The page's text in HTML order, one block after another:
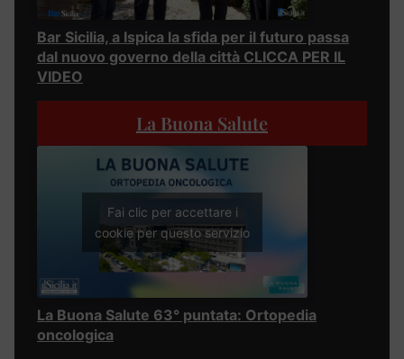
Bar Sicilia, a Ispica la sfida per il futuro passa
dal nuovo governo della città CLICCA PER IL
VIDEO
La Buona Salute
Fai clic per accettare i
cookie per questo servizio
La Buona Salute 63° puntata: Ortopedia
oncologica